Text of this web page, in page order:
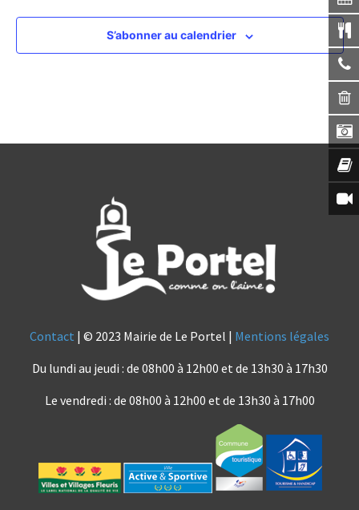
S’abonner au calendrier
Contact | © 2023 Mairie de Le Portel | Mentions légales
Du lundi au jeudi : de 08h00 à 12h00 et de 13h30 à 17h30
Le vendredi : de 08h00 à 12h00 et de 13h30 à 17h00